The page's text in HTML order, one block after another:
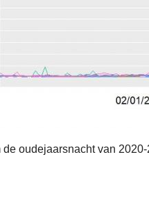
oudejaarsnacht van